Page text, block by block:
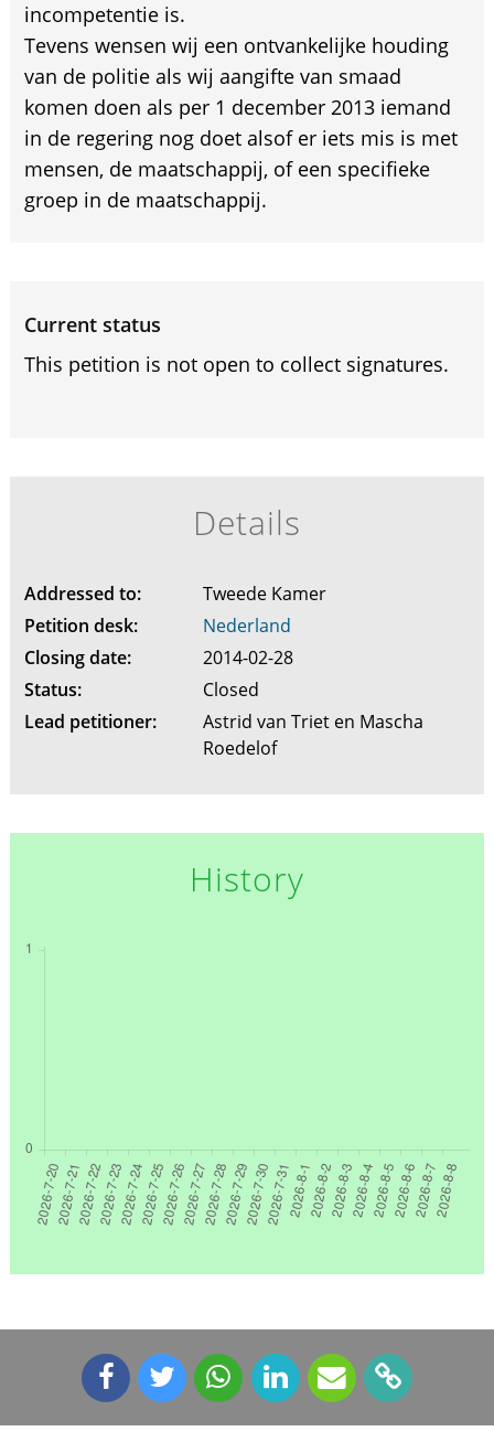
incompetentie is.
Tevens wensen wij een ontvankelijke houding
van de politie als wij aangifte van smaad
komen doen als per 1 december 2013 iemand
in de regering nog doet alsof er iets mis is met
mensen, de maatschappij, of een specifieke
groep in de maatschappij.
Current status
This petition is not open to collect signatures.
Details
Addressed to:
Tweede Kamer
Petition desk:
Nederland
Closing date:
2014-02-28
Status:
Closed
Lead petitioner:
Astrid van Triet en Mascha
Roedelof
History